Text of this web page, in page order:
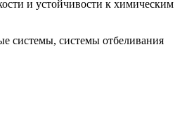
и устойчивости к химическим
системы, системы отбеливания